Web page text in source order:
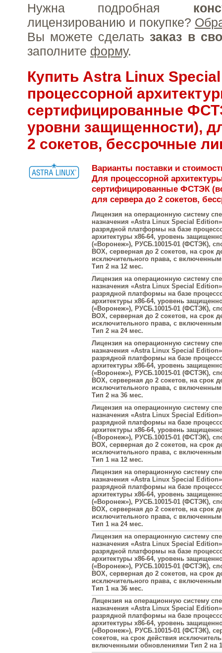
Нужна подробная
лицензированию и покупке?
Вы можете сделать заказ в
заполните форму.
Купить Astra Linux
процессорной
сертифицированные
уровни защищенности),
2 сокетов, бессрочные
Варианты поставки и
Для процессорной
сертифицированные ФСТЭК
для сервера до 2 сокетов,
Лицензия на операционную систему
назначения «Astra Linux Special
разрядной платформы на базе
архитектуры х86-64, уровень
(«Воронеж»), РУСБ.10015-01 (ФСТЭК),
BOX, серверная до 2 сокетов, на срок
исключительного права, с
Тип 2 на 12 мес.
Лицензия на операционную систему
назначения «Astra Linux Special
разрядной платформы на базе
архитектуры х86-64, уровень
(«Воронеж»), РУСБ.10015-01 (ФСТЭК),
BOX, серверная до 2 сокетов, на срок
исключительного права, с
Тип 2 на 24 мес.
Лицензия на операционную систему
назначения «Astra Linux Special
разрядной платформы на базе
архитектуры х86-64, уровень
(«Воронеж»), РУСБ.10015-01 (ФСТЭК),
BOX, серверная до 2 сокетов, на срок
исключительного права, с
Тип 2 на 36 мес.
Лицензия на операционную систему
назначения «Astra Linux Special
разрядной платформы на базе
архитектуры х86-64, уровень
(«Воронеж»), РУСБ.10015-01 (ФСТЭК),
BOX, серверная до 2 сокетов, на срок
исключительного права, с
Тип 1 на 12 мес.
Лицензия на операционную систему
назначения «Astra Linux Special
разрядной платформы на базе
архитектуры х86-64, уровень
(«Воронеж»), РУСБ.10015-01 (ФСТЭК),
BOX, серверная до 2 сокетов, на срок
исключительного права, с
Тип 1 на 24 мес.
Лицензия на операционную систему
назначения «Astra Linux Special
разрядной платформы на базе
архитектуры х86-64, уровень
(«Воронеж»), РУСБ.10015-01 (ФСТЭК),
BOX, серверная до 2 сокетов, на срок
исключительного права, с
Тип 1 на 36 мес.
Лицензия на операционную систему
назначения «Astra Linux Special
разрядной платформы на базе
архитектуры х86-64, уровень
(«Воронеж»), РУСБ.10015-01 (ФСТЭК),
сокетов, на срок действия
включенными обновлениями Тип 2 на